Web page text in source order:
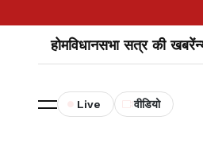
होमविधानसभा सत्र की खबरें
Live वीडियो